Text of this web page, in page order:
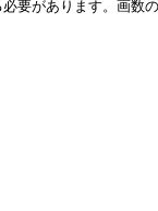
要があります。画数の